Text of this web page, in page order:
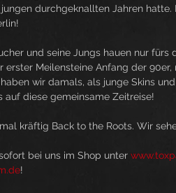
durchgeknallten Jahren
und seine Jungs hauen nur
erster Meilensteine Anfang der
haben wir damals, als junge Skins
auf diese gemeinsame Zeitreise!
kräftig Back to the Roots. Wir
bei uns im Shop unter
!